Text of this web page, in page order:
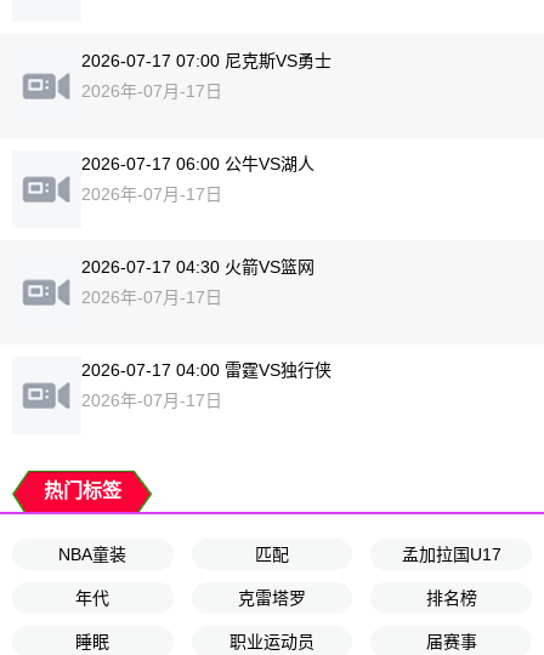
2026-07-17 07:00 尼克斯VS勇士
2026年-07月-17日
2026-07-17 06:00 公牛VS湖人
2026年-07月-17日
2026-07-17 04:30 火箭VS篮网
2026年-07月-17日
2026-07-17 04:00 雷霆VS独行侠
2026年-07月-17日
热门标签
NBA童装 匹配 孟加拉国U17
年代 克雷塔罗 排名榜
睡眠 职业运动员 届赛事